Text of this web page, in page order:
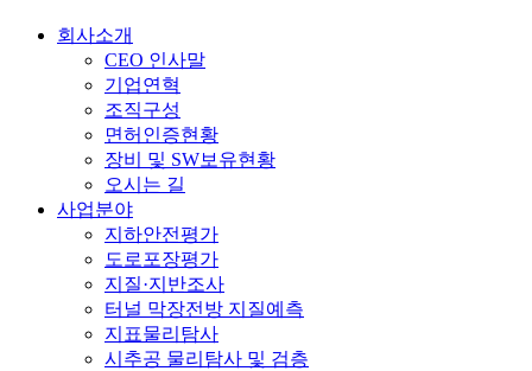
회사소개
CEO 인사말
기업연혁
조직구성
면허인증현황
장비 및 SW보유현황
오시는 길
사업분야
지하안전평가
도로포장평가
지질·지반조사
터널 막장전방 지질예측
지표물리탐사
시추공 물리탐사 및 검층